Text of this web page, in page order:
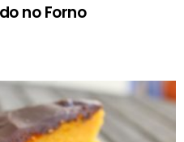
no Forno